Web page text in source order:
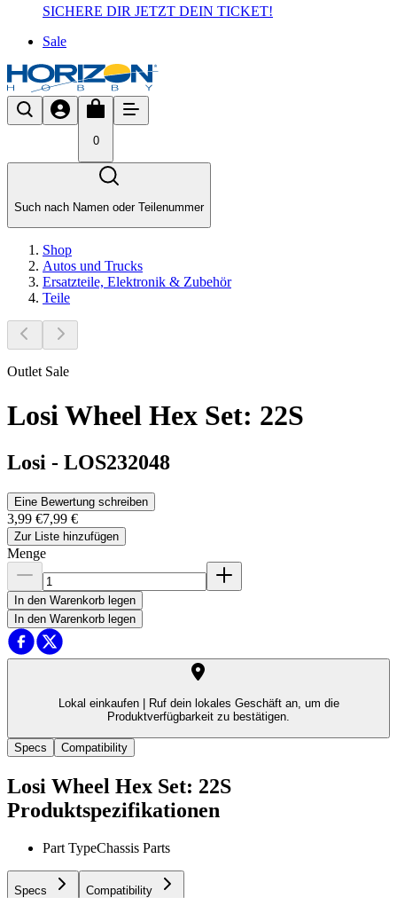
SICHERE DIR JETZT DEIN TICKET!
Sale
0
Such nach Namen oder Teilenummer
Shop
Autos und Trucks
Ersatzteile, Elektronik & Zubehör
Teile
Outlet Sale
Losi Wheel Hex Set: 22S
Losi - LOS232048
Eine Bewertung schreiben
3,99 €7,99 €
Zur Liste hinzufügen
Menge
In den Warenkorb legen
In den Warenkorb legen
Lokal einkaufen |
Ruf dein lokales Geschäft an, um die
Produktverfügbarkeit zu bestätigen.
Specs Compatibility
Losi Wheel Hex Set: 22S
Produktspezifikationen
Part TypeChassis Parts
Specs Compatibility